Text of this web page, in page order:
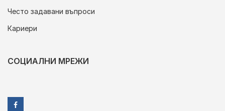
Често задавани въпроси
Кариери
СОЦИАЛНИ МРЕЖИ